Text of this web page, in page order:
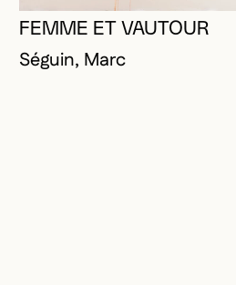
FEMME ET VAUTOUR
Séguin, Marc